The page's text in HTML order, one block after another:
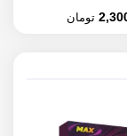
تومان